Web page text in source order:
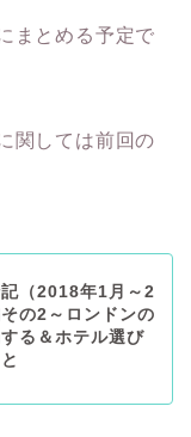
まとめる予定で
関しては前回の
（2018年1月～2
の2～ロンドンの
る＆ホテル選び